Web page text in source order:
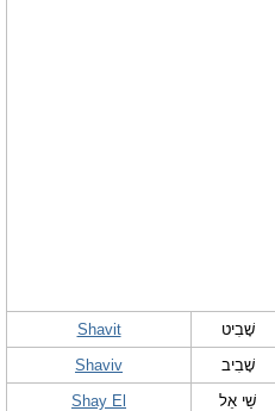
Shavit שָׁבִיט
Shaviv
שָׁבִיב
Shay El
שַׁי אֵל